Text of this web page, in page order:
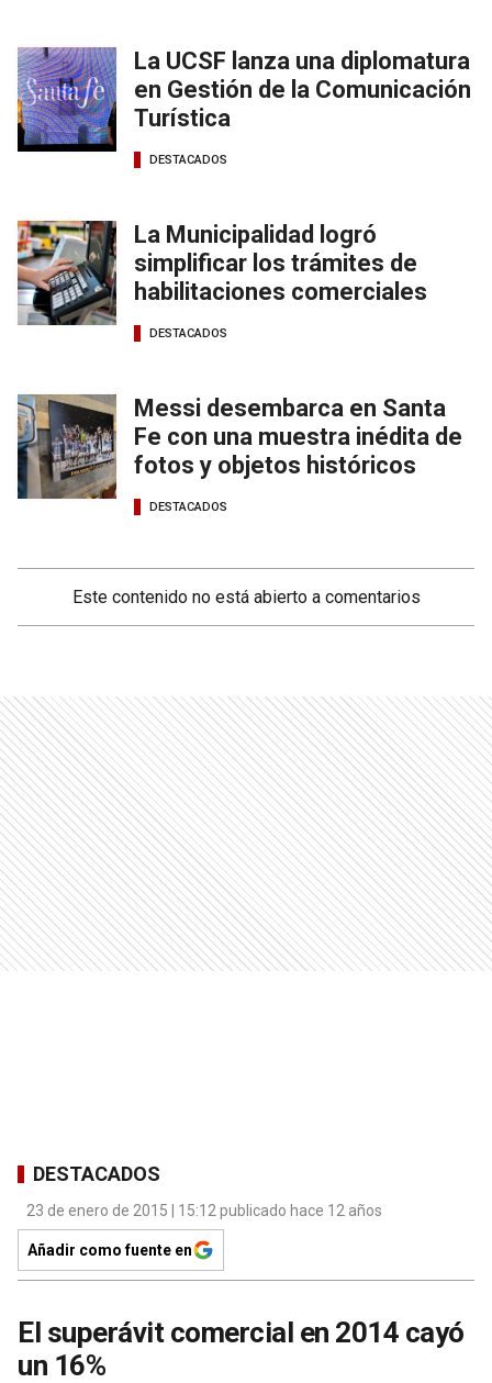
La UCSF lanza una diplomatura
en Gestión de la Comunicación
Turística
DESTACADOS
La Municipalidad logró
simplificar los trámites de
habilitaciones comerciales
DESTACADOS
Messi desembarca en Santa
Fe con una muestra inédita de
fotos y objetos históricos
DESTACADOS
Este contenido no está abierto a comentarios
DESTACADOS
23 de enero de 2015 | 15:12 publicado hace 12 años
Añadir como fuente en
El superávit comercial en 2014 cayó
un 16%